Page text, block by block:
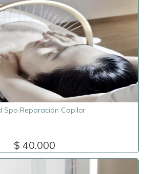
Spa Reparación Capilar
$ 40.000